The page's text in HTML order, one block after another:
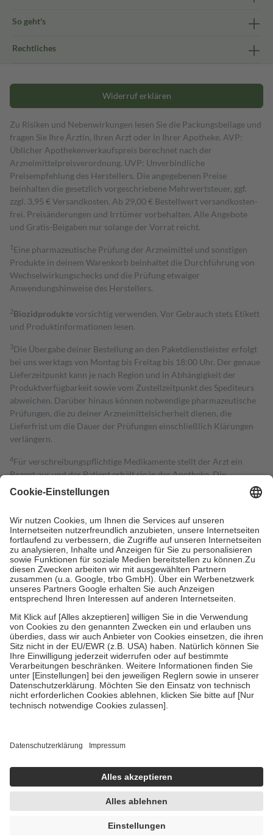
So geht's
Rechtliches
Widerruf erklären
Zu Risiken und Nebenwirkungen lesen Sie die Packungsbeilage und
fragen Sie Ihre Ärztin, Ihren Arzt oder in Ihrer Apotheke. AVP:
Üblicher Apothekenverkaufspreis berechnet nach der
Arzneimittelpreisverordnung. UVP: Unverbindliche
Preisempfehlung des Herstellers. Die angegebenen Preise
beinhalten die gesetzlich vorgeschriebene Mehrwertsteuer, ggf.
zzgl. 3,95 € Versandkosten. Ab 29,00 € Bestell­wert versand­kosten­
frei. Preisänderungen und Irrtümer vorbehalten. Alle Angebote
und Gratis-Beigaben nur solange der Vorrat reicht.
1 Eine pharmazeutische Prüfung der Arzneimittel und sonstigen
Produkte in deinem Warenkorb beinhaltet die Durchführung von
Wechselwirkungschecks und die Prüfung etwaiger
Anwendungshinweise des Herstellers.
2Biozidproduktevorsichtig verwenden. Vor Gebrauch stets Etikett
und Produktinformationen lesen.
3Die Übergabe deiner Bestellung an den Paketdienstleister erfolgt
bei uns werktags von Montag bis Freitag bis 18:00 Uhr. Der genaue
Lieferzeitpunkt kann je nach Region und in Abhängigkeit der
Produktverfügbarkeit sowie vom Zustellzeitpunkt des Spediteurs
abweichen. Darüber hinaus können notwendige pharmazeutische
Prüfungen, die zu deiner Arzneimittelsicherheit dienen, die
Lieferfrist um die Dauer der Prüfungen einschließlich Klärungen
verlängern.
4Für verschreibungspflichtige Medikamente stellt der Arzt ein
Rezept aus und der Patient erhält sie in der Apotheke. Die
gesetzliche Krankenversicherung übernimmt in der Regel die
Kosten dafür, der Versicherte trägt einen Teil davon als Zuzahlung
Grundsätzlich leisten Mitglieder Zuzahlungen in Höhe von zehn
Prozent des Abgabepreises,mindestens jedochfünf Euround
höchstens zehn Euro.Es sind jedoch nie mehr als die tatsächlichen
Kosten der Leistung zu entrichten.
Diese Regeln gelten grundsätzlich auch für Online-Apotheken.
Bei Heilmitteln und häuslicher Krankenpflege beträgt die
Zuzahlung zehn Prozent der Kosten sowie zehn Euro je
Verordnung.
Um das Engagement der Versicherten für ihre eigene Gesundheit zu
stärken und die besondere Stellung der Familie zu unterstützen,
fallenkeine Zuzahlungenan bei:
• Kindern und Jugendlichen bis zum vollendeten 18. Lebensjahr
mit Ausnahme der Fahrkosten
• Untersuchungen zur Vorsorge und Früherkennung, die von der
GKV getragen werden
Einholung von Bewertungen. Trusted Shops hat Maßnahmen
getroffen, um sicherzustellen, dass es sich um echte Bewertungen
handelt. Mehr Informationen findest du hier:
https://help.etrusted.com/hc/de/articles/4419944605341